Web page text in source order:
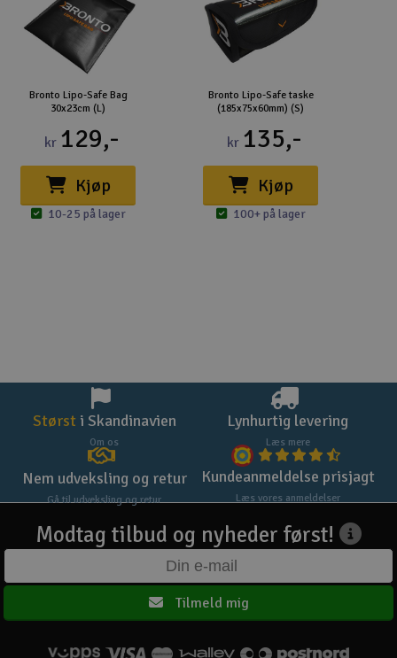
Bronto Lipo-Safe Bag
30x23cm (L)
kr 129,-
Kjøp
10-25 på lager
Bronto Lipo-Safe taske
(185x75x60mm) (S)
kr 135,-
Kjøp
100+ på lager
Størst i Skandinavien
Om os
Lynhurtig levering
Læs mere
Nem udveksling og retur
Gå til udveksling og retur
Kundeanmeldelse prisjagt
Læs vores anmeldelser
Modtag tilbud og nyheder først!
Tilmeld mig